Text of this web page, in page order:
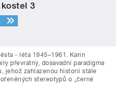
3
- léta 1945–1961. Karin
převratný, dosavadní paradigma
jehož zahlazenou historii stále
stereotypů o „černé